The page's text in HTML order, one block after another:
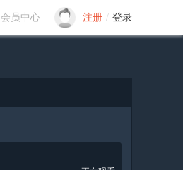
会员中心 注册 / 登录